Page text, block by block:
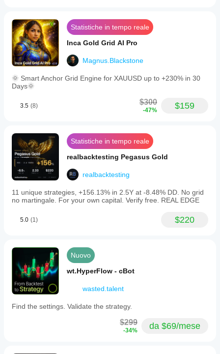
Statistiche in tempo reale
Inca Gold Grid AI Pro
Magnus.Blackstone
🌞 Smart Anchor Grid Engine for XAUUSD up to +230% in 30
Days🌞
3.5 (8) $300
-47% $159
Statistiche in tempo reale
realbacktesting Pegasus Gold
realbacktesting
11 unique strategies, +156.13% in 2.5Y at -8.48% DD. No grid
no martingale. For your own capital. Verify free. REAL EDGE
5.0 (1) $220
Nuovo
wt.HyperFlow - cBot
wasted.talent
Find the settings. Validate the strategy.
$299
-34% da $69/mese